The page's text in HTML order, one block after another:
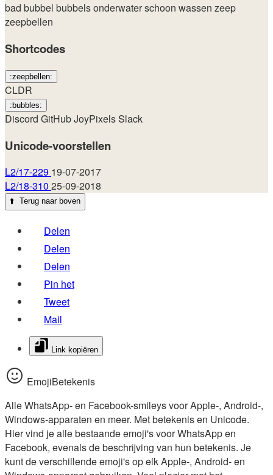
bad bubbel bubbelsonderwaterschoon wassen zeep
zeepbellen
Shortcodes
:zeepbellen:
CLDR
:bubbles:
Discord GitHubJoyPixelsSlack
Unicode-voorstellen
L2/17-229 19-07-2017
L2/18-310 25-09-2018
⬆️ Terug naar boven
Delen
Delen
Delen
Pin het
Tweet
Mail
Link kopiëren
EmojiBetekenis
Alle WhatsApp- en Facebook-smileys voor Apple-, Android-,
Windows-apparaten en meer. Met betekenis en Unicode.
Hier vind je alle bestaande emoji's voor WhatsApp en
Facebook, evenals de beschrijving van hun betekenis. Je
kunt de verschillende emoji's op elk Apple-, Android- en